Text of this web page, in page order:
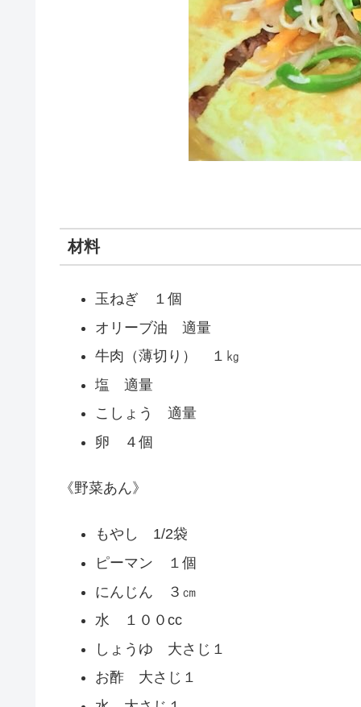
材料
玉ねぎ １個
オリーブ油 適量
牛肉（薄切り） １㎏
塩 適量
こしょう 適量
卵 ４個
《野菜あん》
もやし 1/2袋
ピーマン １個
にんじん ３㎝
水 １００cc
しょうゆ 大さじ１
お酢 大さじ１